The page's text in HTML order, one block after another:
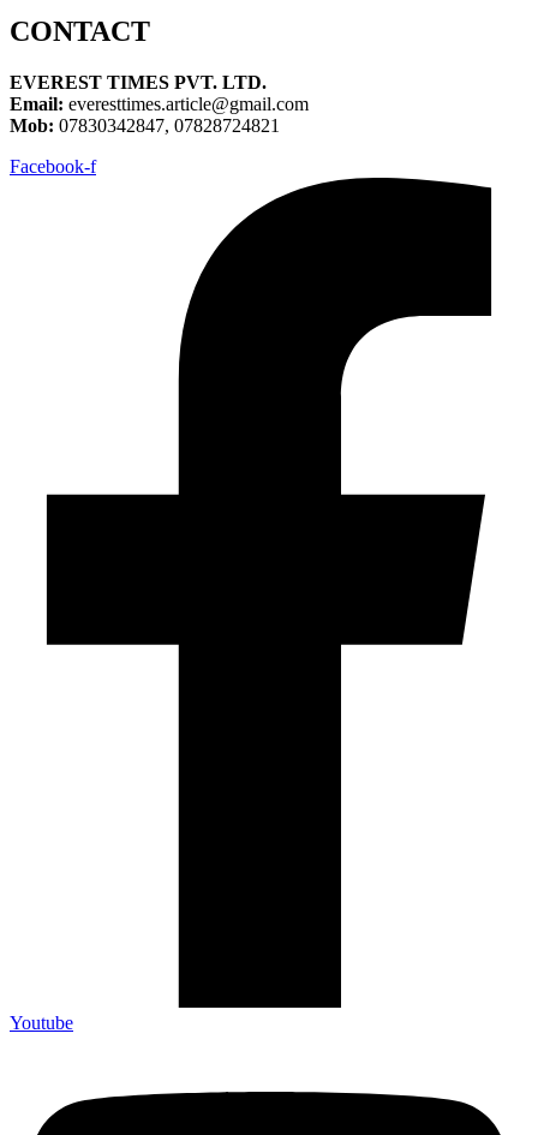
CONTACT
EVEREST TIMES PVT. LTD.
Email: everesttimes.article@gmail.com
Mob: 07830342847, 07828724821
Facebook-f
Youtube